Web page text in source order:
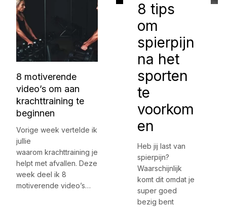
8 motiverende
video’s om aan
krachttraining te
beginnen
Vorige week vertelde ik
jullie
waarom krachttraining je
helpt met afvallen. Deze
week deel ik 8
motiverende video’s…
8 tips
om
spierpijn
na het
sporten
te
voorkom
en
Heb jij last van
spierpijn?
Waarschijnlijk
komt dit omdat je
super goed
bezig bent